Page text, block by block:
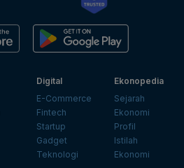
Digital
E-Commerce
Fintech
Startup
Gadget
Teknologi
Ekonopedia
Sejarah
Ekonomi
Profil
Istilah
Ekonomi